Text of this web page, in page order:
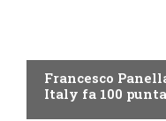
Francesco
Italy fa 100